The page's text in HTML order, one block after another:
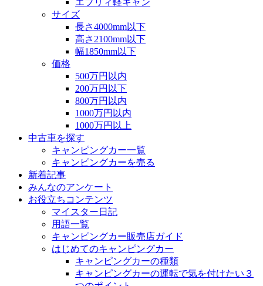
サイズ
長さ4000mm以下
高さ2100mm以下
幅1850mm以下
価格
500万円以内
200万円以下
800万円以内
1000万円以内
1000万円以上
中古車を探す
キャンピングカー一覧
キャンピングカーを売る
新着記事
みんなのアンケート
お役立ちコンテンツ
マイスター日記
用語一覧
キャンピングカー販売店ガイド
はじめてのキャンピングカー
キャンピングカーの種類
キャンピングカーの運転で気を付けたい３